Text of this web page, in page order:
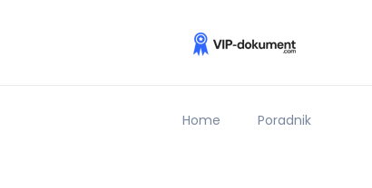
Home Poradnik